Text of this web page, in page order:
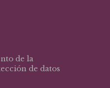
de la
de datos